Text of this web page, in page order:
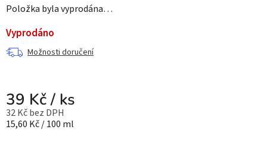
Položka byla vyprodána…
Vyprodáno
Možnosti doručení
39 Kč/ ks
32 Kč bez DPH
Měrná cena:
15,60 Kč / 100 ml